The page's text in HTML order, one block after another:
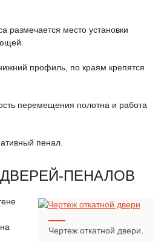
размечается место установки
профиль, по краям крепятся
перемещения полотна и работа
пенал.
ПЕНАЛОВ
Чертеж откатной двери.